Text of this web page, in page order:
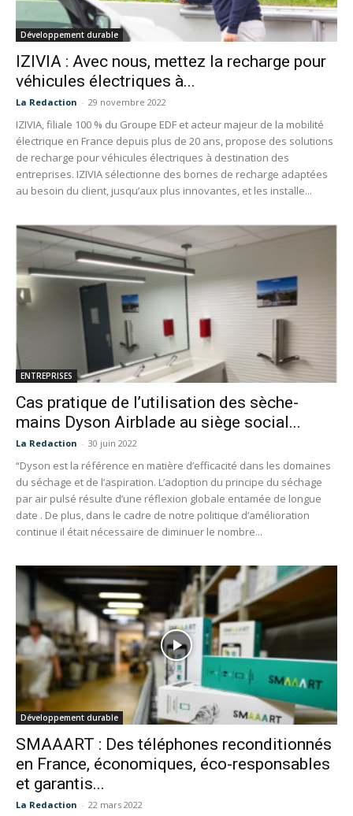
Développement durable
IZIVIA : Avec nous, mettez la recharge pour
véhicules électriques à...
La Redaction - 29 novembre 2022
IZIVIA, filiale 100 % du Groupe EDF et acteur majeur de la mobilité
électrique en France depuis plus de 20 ans, propose des solutions
de recharge pour véhicules électriques à destination des
entreprises. IZIVIA sélectionne des bornes de recharge adaptées
au besoin du client, jusqu’aux plus innovantes, et les installe...
ENTREPRISES
Cas pratique de l’utilisation des sèche-
mains Dyson Airblade au siège social...
La Redaction - 30 juin 2022
“Dyson est la référence en matière d’efficacité dans les domaines
du séchage et de l’aspiration. L’adoption du principe du séchage
par air pulsé résulte d’une réflexion globale entamée de longue
date . De plus, dans le cadre de notre politique d’amélioration
continue il était nécessaire de diminuer le nombre...
Développement durable
SMAAART : Des téléphones reconditionnés
en France, économiques, éco-responsables
et garantis...
La Redaction - 22 mars 2022